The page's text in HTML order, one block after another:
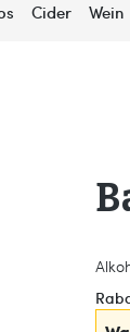
Cider Wein